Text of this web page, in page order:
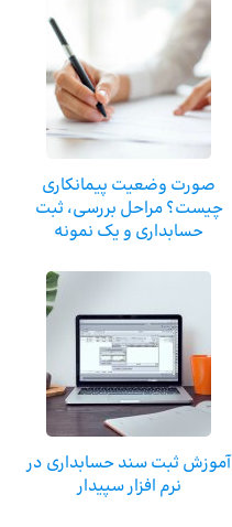
صورت وضعیت پیمانکاری
چیست؟ مراحل بررسی، ثبت
حسابداری و یک نمونه
آموزش ثبت سند حسابداری در
نرم افزار سپیدار